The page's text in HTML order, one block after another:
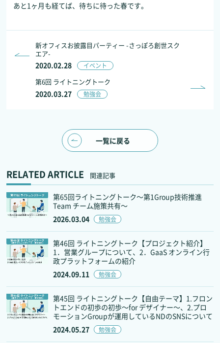
あと1ヶ月も経てば、待ちに待った春です。
2020.02.28 イベント
新オフィスお披露目パーティー -さっぽろ創世スク
エア-
2020.03.27 勉強会
第6回 ライトニングトーク
一覧に戻る
RELATED ARTICLE 関連記事
2026.03.04 勉強会
第65回ライトニングトーク～第1Group技術推進
Team チーム施策共有～
2024.09.11 勉強会
第46回 ライトニングトーク【プロジェクト紹介】
1．営業グループについて、2．GaaS オンライン行
政プラットフォームの紹介
2024.05.27 勉強会
第45回 ライトニングトーク【自由テーマ】1.フロン
トエンドの初歩の初歩～for デザイナー～、2.プロ
モーションGroupが運用しているNDのSNSについて